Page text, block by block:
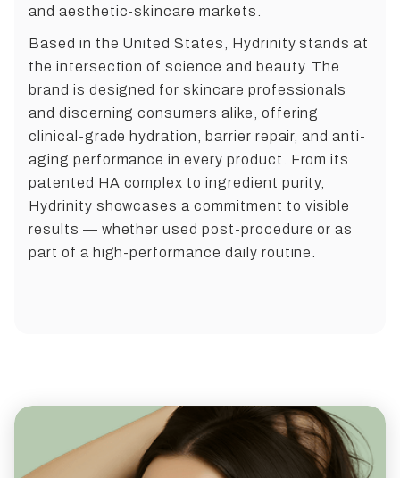
and aesthetic-skincare markets.
Based in the United States, Hydrinity stands at
the intersection of science and beauty. The
brand is designed for skincare professionals
and discerning consumers alike, offering
clinical-grade hydration, barrier repair, and anti-
aging performance in every product. From its
patented HA complex to ingredient purity,
Hydrinity showcases a commitment to visible
results — whether used post-procedure or as
part of a high-performance daily routine.